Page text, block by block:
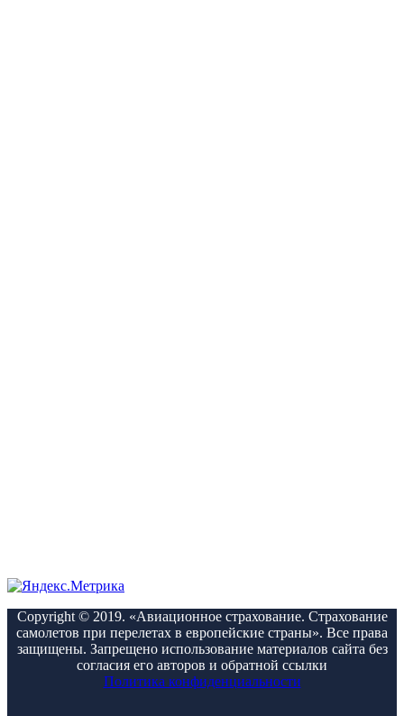
Copyright © 2019. «Авиационное страхование. Страхование
самолетов при перелетах в европейские страны». Все права
защищены. Запрещено использование материалов сайта без
согласия его авторов и обратной ссылки
Политика конфиденциальности